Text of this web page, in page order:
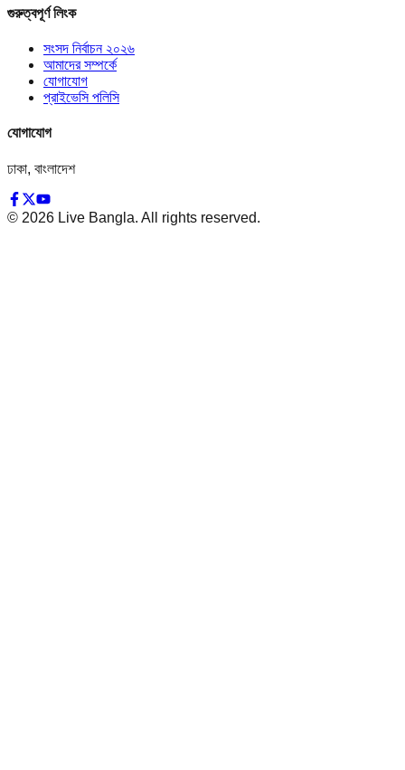
গুরুত্বপূর্ণ লিংক
সংসদ নির্বাচন ২০২৬
আমাদের সম্পর্কে
যোগাযোগ
প্রাইভেসি পলিসি
যোগাযোগ
ঢাকা, বাংলাদেশ
© 2026 Live Bangla. All rights reserved.